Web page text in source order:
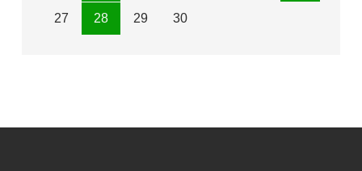
27 28 29 30